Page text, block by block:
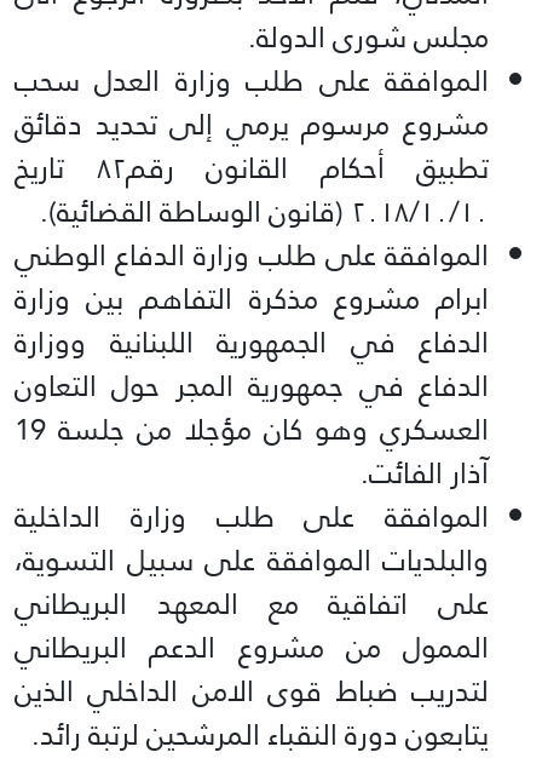
مجلس شورى الدولة.
الموافقة على طلب وزارة العدل سحب
مشروع مرسوم يرمي إلى تحديد دقائق
تطبيق أحكام القانون رقم۸۲ تاریخ
۲۰۱۸/۱۰/۱۰ (قانون الوساطة القضائية).
الموافقة على طلب وزارة الدفاع الوطني
ابرام مشروع مذكرة التفاهم بين وزارة
الدفاع في الجمهورية اللبنانية ووزارة
الدفاع في جمهورية المجر حول التعاون
العسكري وهو كان مؤجلا من جلسة 19
آذار الفائت.
الموافقة على طلب وزارة الداخلية
والبلديات الموافقة على سبيل التسوية،
على اتفاقية مع المعهد البريطاني
الممول من مشروع الدعم البريطاني
لتدريب ضباط قوى الامن الداخلي الذين
يتابعون دورة النقباء المرشحين لرتبة رائد.